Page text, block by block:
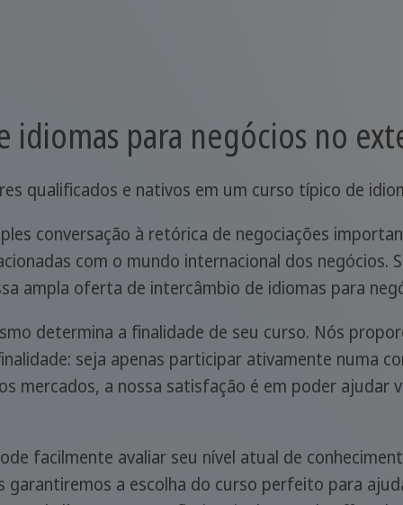
idiomas para negócios no
qualificados e nativos em um curso típico de
conversação à retórica de negociações
com o mundo internacional dos negócios.
ampla oferta de intercâmbio de idiomas para
determina a finalidade de seu curso. Nós
seja apenas participar ativamente numa
mercados, a nossa satisfação é em poder ajudar
facilmente avaliar seu nível atual de
garantiremos a escolha do curso perfeito para